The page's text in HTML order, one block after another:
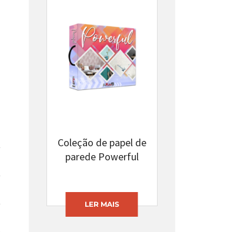
Coleção de papel de
parede Powerful
LER MAIS